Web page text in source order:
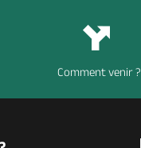
Comment venir ?